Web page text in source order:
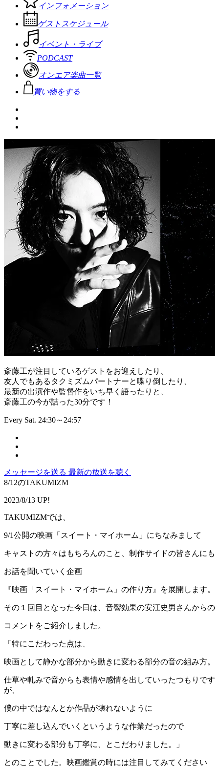
インフォメーション
ゲストスケジュール
イベント・ライブ
PODCAST
オンエア楽曲一覧
買い物をする
斎藤工が注目しているゲストをお迎えしたり、
友人でもあるタクミズムパートナーと喋り倒したり、
最新の出演作や監督作をいち早く語ったりと、
斎藤工の今が詰った30分です！
Every Sat. 24:30～24:57
メッセージを送る 最新の放送を聴く
8/12のTAKUMIZM
2023/8/13 UP!
TAKUMIZMでは、
9/1公開の映画「スイート・マイホーム」にちなみまして
キャストの方々はもちろんのこと、制作サイドの皆さんにも
お話を聞いていく企画
『映画「スイート・マイホーム」の作り方』を展開します。
その１回目となった今日は、音響効果の安江史男さんからの
コメントをご紹介しました。
「特にこだわった点は、
映画として静かな部分から動きに変わる部分の音の組み方。
仕草や軋みで音からも表情や感情を出していったつもりです
が、
僕の中ではなんとか作品が壊れないように
丁寧に差し込んでいくというような作業だったので
動きに変わる部分も丁寧に、とこだわりました。」
とのことでした。映画鑑賞の時には注目してみてください